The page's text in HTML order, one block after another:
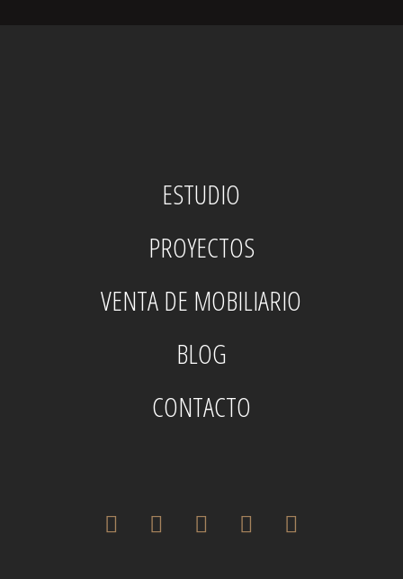
ESTUDIO
PROYECTOS
VENTA DE MOBILIARIO
BLOG
CONTACTO
twitter facebookpinterestinstagram
houzz